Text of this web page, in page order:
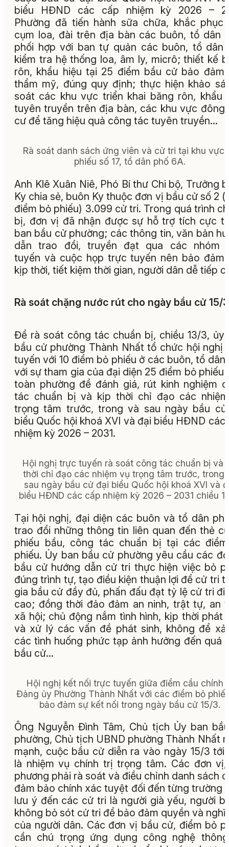
biểu HĐND các cấp nhiệm kỳ 2026 –
Phường đã tiến hành sữa chữa, khắc phục
cụm loa, đài trên địa bàn các buôn, tổ dân
phối hợp với ban tự quản các buôn, tổ dân
kiểm tra hệ thống loa, âm ly, micrô; thiết kế
rôn, khẩu hiệu tại 25 điểm bầu cử bảo đảm
thẩm mỹ, đúng quy định; thực hiện khảo
soát các khu vực triển khai băng rôn, khẩu
tuyên truyền trên địa bàn, các khu vực đông
cư để tăng hiệu quả công tác tuyên truyền…
Rà soát danh sách ứng viên và cử tri tại khu vực
phiếu số 17, tổ dân phố 6A.
Anh Klê Xuân Niê, Phó Bí thư Chi bộ, Trưởng
Ky chia sẻ, buôn Ky thuộc đơn vị bầu cử số 2
điểm bỏ phiếu) 3.099 cử tri. Trong quá trình
bị, đơn vị đã nhận được sự hỗ trợ tích cực
ban bầu cử phường; các thông tin, văn bản
dẫn trao đổi, truyền đạt qua các nhóm
tuyến và cuộc họp trực tuyến nên bảo đảm
kịp thời, tiết kiệm thời gian, người dân dễ tiếp
Rà soát chặng nước rút cho ngày bầu cử 15/3
Để rà soát công tác chuẩn bị, chiều 13/3, ủy
bầu cử phường Thành Nhất tổ chức hội nghị
tuyến với 10 điểm bỏ phiếu ở các buôn, tổ dân
với sự tham gia của đại diện 25 điểm bỏ phiếu
toàn phường để đánh giá, rút kinh nghiệm
tác chuẩn bị và kịp thời chỉ đạo các
trọng tâm trước, trong và sau ngày bầu
biểu Quốc hội khoá XVI và đại biểu HĐND các
nhiệm kỳ 2026 – 2031.
Hội nghị trực tuyến rà soát công tác chuẩn bị và
thời chỉ đạo các nhiệm vụ trọng tâm trước, trong
sau ngày bầu cử đại biểu Quốc hội khoá XVI và
biểu HĐND các cấp nhiệm kỳ 2026 – 2031 chiều
Tại hội nghị, đại diện các buôn và tổ dân
trao đổi những thông tin liên quan đến thẻ
phiếu bầu, công tác chuẩn bị tại các
phiếu. Ủy ban bầu cử phường yêu cầu các
bầu cử hướng dẫn cử tri thực hiện việc bỏ
đúng trình tự, tạo điều kiện thuận lợi để cử tri
gia bầu cử đầy đủ, phấn đấu đạt tỷ lệ cử tri đi
cao; đồng thời đảo đảm an ninh, trật tự, an
xã hội; chủ động nắm tình hình, kịp thời phát
và xử lý các vấn đề phát sinh, không để
các tình huống phức tạp ảnh hưởng đến quá
bầu cử...
Hội nghị kết nối trực tuyến giữa điểm cầu chính
Đảng ủy Phường Thành Nhất với các điểm bỏ
bảo đảm sự kết nối trong ngày bầu cử 15/3.
Ông Nguyễn Đình Tâm, Chủ tịch Ủy ban
phường, Chủ tịch UBND phường Thành Nhất
mạnh, cuộc bầu cử diễn ra vào ngày 15/3 tới
là nhiệm vụ chính trị trọng tâm. Các đơn
phương phải rà soát và điều chỉnh danh sách
đảm bảo chính xác tuyệt đối đến từng trường
lưu ý đến các cử tri là người già yếu, người
không bỏ sót cử tri để bảo đảm quyền và
của người dân. Các đơn vị bầu cử, điểm bỏ
cần chú trọng ứng dụng công nghệ